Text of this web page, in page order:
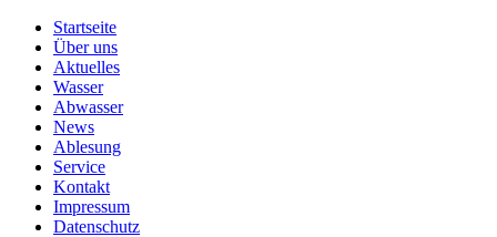
Startseite
Über uns
Aktuelles
Wasser
Abwasser
News
Ablesung
Service
Kontakt
Impressum
Datenschutz